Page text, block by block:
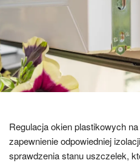
Regulacja okien plastikowych
zapewnienie odpowiedniej
sprawdzenia stanu uszczelek,